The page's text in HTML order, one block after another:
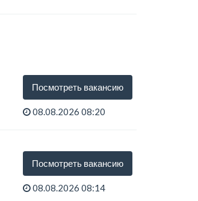
Посмотреть вакансию
08.08.2026 08:20
Посмотреть вакансию
08.08.2026 08:14